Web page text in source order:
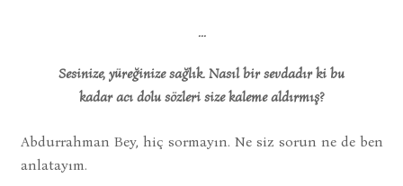
...
Sesinize, yüreğinize sağlık. Nasıl bir sevdadır ki bu
kadar acı dolu sözleri size kaleme aldırmış?
Abdurrahman Bey, hiç sormayın. Ne siz sorun ne de ben
anlatayım.